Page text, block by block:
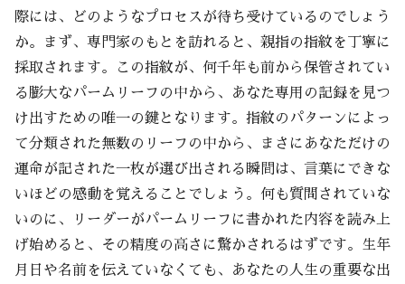
際には、どのようなプロセスが待ち受けているのでしょう
か。まず、専門家のもとを訪れると、親指の指紋を丁寧に
採取されます。この指紋が、何千年も前から保管されてい
る膨大なパームリーフの中から、あなた専用の記録を見つ
け出すための唯一の鍵となります。指紋のパターンによっ
て分類された無数のリーフの中から、まさにあなただけの
運命が記された一枚が選び出される瞬間は、言葉にできな
いほどの感動を覚えることでしょう。何も質問されていな
いのに、リーダーがパームリーフに書かれた内容を読み上
げ始めると、その精度の高さに驚かされるはずです。生年
月日や名前を伝えていなくても、あなたの人生の重要な出